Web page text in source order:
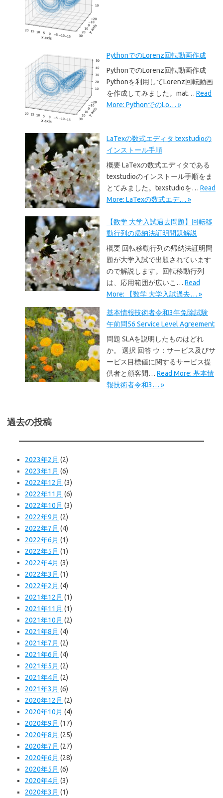
PythonでのLorenz回転動画作成
PythonでのLorenz回転動画作成
Pythonを利用してLorenz回転動画
を作成してみました。mat… Read
More: PythonでのLo… »
LaTexの数式エディタ texstudioの
インストール手順
概要 LaTexの数式エディタである
texstudioのインストール手順をま
とてみました。texstudioを… Read
More: LaTexの数式エデ… »
【数学 大学入試過去問題】回転移
動行列の帰納法証明問題解説
概要 回転移動行列の帰納法証明問
題が大学入試で出題されています
ので解説します。回転移動行列
は、応用範囲が広いこ… Read
More: 【数学 大学入試過去… »
基本情報技術者令和3年免除試験
午前問56 Service Level Agreement
問題 SLAを説明したものはどれ
か。 選択 回答 ウ：サービス及びサ
ービス目標値に関するサービス提
供者と顧客間… Read More: 基本情
報技術者令和3… »
過去の投稿
2023年2月 (2)
2023年1月 (6)
2022年12月 (3)
2022年11月 (6)
2022年10月 (3)
2022年9月 (2)
2022年7月 (4)
2022年6月 (1)
2022年5月 (1)
2022年4月 (3)
2022年3月 (1)
2022年2月 (4)
2021年12月 (1)
2021年11月 (1)
2021年10月 (2)
2021年8月 (4)
2021年7月 (2)
2021年6月 (4)
2021年5月 (2)
2021年4月 (2)
2021年3月 (6)
2020年12月 (2)
2020年10月 (4)
2020年9月 (17)
2020年8月 (25)
2020年7月 (27)
2020年6月 (28)
2020年5月 (6)
2020年4月 (3)
2020年3月 (1)